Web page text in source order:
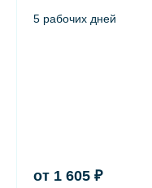
5 рабочих дней
от 1 605 ₽